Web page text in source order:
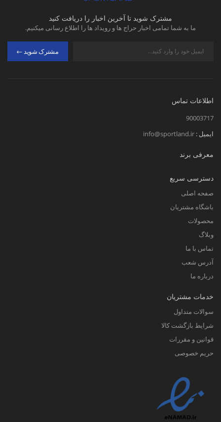
مشترک شوید تا آخرین اخبار را دریافت کنید
ما به شما تمامی اخبار حراج ها و رویداد ها را اطلاع رسانی میکنیم.
مشترک شوید
اطلاعات تماس
90003717
ایمیل : info@sportland.ir
معرفی برند
دسترسی سریع
صفحه اصلی
باشگاه مشتریان
محصولات
وبلاگ
تماس با ما
آدرس شعب
درباره ما
خدمات مشتریان
سوالات متداول
شرایط بازگشت کالا
قوانین و مقررات
حریم خصوصی